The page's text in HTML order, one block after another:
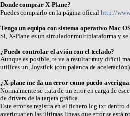
Donde comprar X-Plane?
Puedes comprarlo en la página oficial http://
Tengo un equipo con sistema operativo Mac
Si, X-Plane es un simulador multiplataforma y
¿Puedo controlar el avión con el teclado?
Aunque es posible, te va a resultar muy difícil
utilices un, Joystick (con palanca de
¿X-plane me da un error como puedo
Normalmente se trata de un error en carga de
de drivers de la tarjeta gráfica.
Este error se registra en el fichero log.txt dentro
averiguar en las últimas líneas que error se está